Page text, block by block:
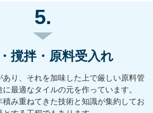
5.
撹拌・原料受入れ
あり、それを加味した上で厳しい原料管
最適なタイルの元を作っています。
積み重ねてきた技術と知識が集約してお